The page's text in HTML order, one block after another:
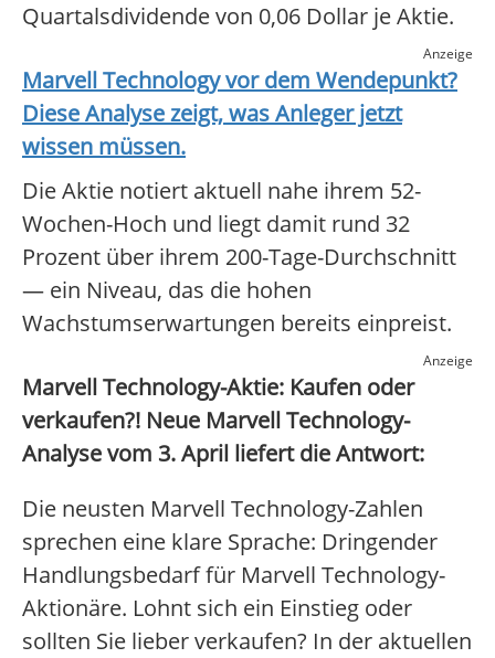
Quartalsdividende von 0,06 Dollar je Aktie.
Anzeige
Marvell Technologyvor dem Wendepunkt?
Diese Analyse zeigt, was Anleger jetzt
wissen müssen.
Die Aktie notiert aktuell nahe ihrem 52-
Wochen-Hoch und liegt damit rund 32
Prozent über ihrem 200-Tage-Durchschnitt
— ein Niveau, das die hohen
Wachstumserwartungen bereits einpreist.
Anzeige
Marvell Technology-Aktie: Kaufen oder
verkaufen?! Neue Marvell Technology-
Analyse vom 3. April liefert die Antwort:
Die neusten Marvell Technology-Zahlen
sprechen eine klare Sprache: Dringender
Handlungsbedarf für Marvell Technology-
Aktionäre. Lohnt sich ein Einstieg oder
sollten Sie lieber verkaufen? In der aktuellen